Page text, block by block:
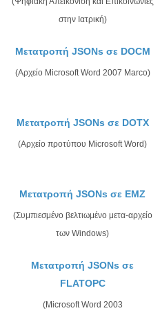
στην Ιατρική)
Μετατροπή JSONs σε DOCM
(Αρχείο Microsoft Word 2007 Marco)
Μετατροπή JSONs σε DOTX
(Αρχείο προτύπου Microsoft Word)
Μετατροπή JSONs σε EMZ
(Συμπιεσμένο βελτιωμένο μετα-αρχείο
των Windows)
Μετατροπή JSONs σε
FLATOPC
(Microsoft Word 2003